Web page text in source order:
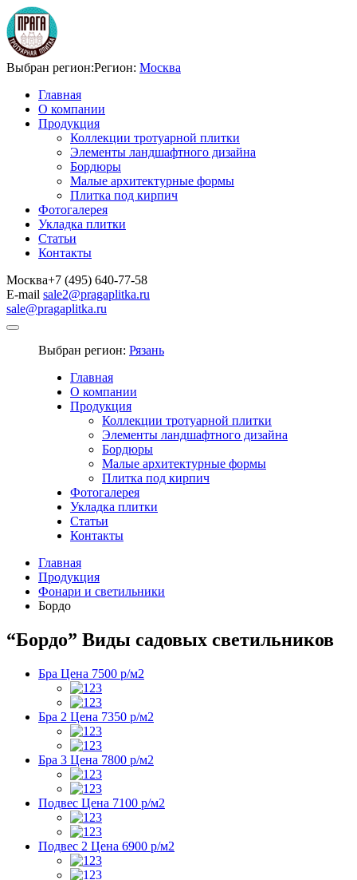
Выбран регион:Регион: Москва
Главная
О компании
Продукция
Коллекции тротуарной плитки
Элементы ландшафтного дизайна
Бордюры
Малые архитектурные формы
Плитка под кирпич
Фотогалерея
Укладка плитки
Статьи
Контакты
Москва+7 (495) 640-77-58
E-mail sale2@pragaplitka.ru
sale@pragaplitka.ru
Выбран регион: Рязань
Главная
О компании
Продукция
Коллекции тротуарной плитки
Элементы ландшафтного дизайна
Бордюры
Малые архитектурные формы
Плитка под кирпич
Фотогалерея
Укладка плитки
Статьи
Контакты
Главная
Продукция
Фонари и светильники
Бордо
“Бордо” Виды садовых светильников
Бра Цена 7500 р/м2
Бра 2 Цена 7350 р/м2
Бра 3 Цена 7800 р/м2
Подвес Цена 7100 р/м2
Подвес 2 Цена 6900 р/м2